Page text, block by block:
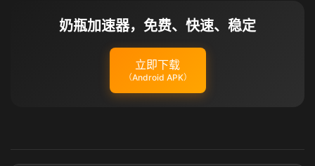
奶瓶加速器，免费、快速、稳定
立即下载
（Android APK）